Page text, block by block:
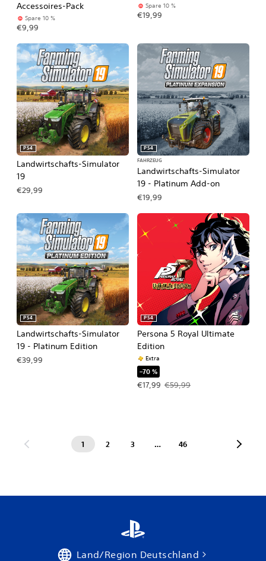
Accessoires-Pack
Spare 10 %
€9,99
Spare 10 %
€19,99
Landwirtschafts-Simulator
19
PS4
€29,99
Landwirtschafts-Simulator
19 - Platinum Add-on
PS4
FAHRZEUG
€19,99
Landwirtschafts-Simulator
19 - Platinum Edition
PS4
€39,99
Persona 5 Royal Ultimate
Edition
PS4
Extra
–70 %
€17,99
Angebotspreis: €17,99
€59,99
1 2 3 … 46
Land/Region Deutschland